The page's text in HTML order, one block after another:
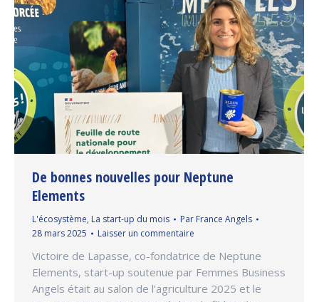
De bonnes nouvelles pour Neptune
Elements
L'écosystème, La start-up du mois Par France Angels
28 mars 2025
Laisser un commentaire
Victoire de Lapasse, co-fondatrice de Neptune
Elements, start-up soutenue par Femmes Business
Angels était au salon de l’agriculture 2025 et le